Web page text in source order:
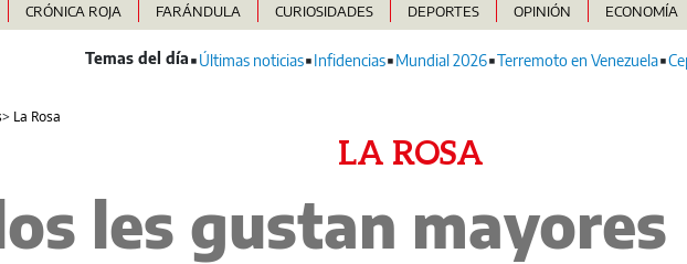
CRÓNICA ROJA FARÁNDULA CURIOSIDADES DEPORTES OPINIÓN ECONOMÍA
Últimas noticias Infidencias Mundial 2026 Terremoto en Venezuela
> La Rosa
LA ROSA
les gustan mayores